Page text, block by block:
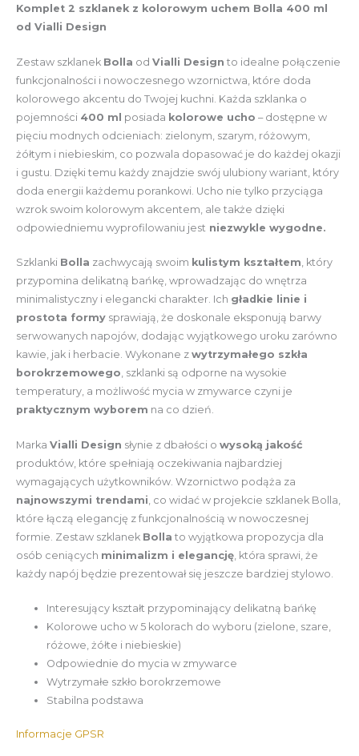
Komplet 2 szklanek z kolorowym uchem Bolla 400 ml
od Vialli Design
Zestaw szklanek Bolla od Vialli Design to idealne połączenie
funkcjonalności i nowoczesnego wzornictwa, które doda
kolorowego akcentu do Twojej kuchni. Każda szklanka o
pojemności 400 ml posiada kolorowe ucho – dostępne w
pięciu modnych odcieniach: zielonym, szarym, różowym,
żółtym i niebieskim, co pozwala dopasować je do każdej okazji
i gustu. Dzięki temu każdy znajdzie swój ulubiony wariant, który
doda energii każdemu porankowi. Ucho nie tylko przyciąga
wzrok swoim kolorowym akcentem, ale także dzięki
odpowiedniemu wyprofilowaniu jest niezwykle wygodne.
Szklanki Bolla zachwycają swoim kulistym kształtem, który
przypomina delikatną bańkę, wprowadzając do wnętrza
minimalistyczny i elegancki charakter. Ich gładkie linie i
prostota formy sprawiają, że doskonale eksponują barwy
serwowanych napojów, dodając wyjątkowego uroku zarówno
kawie, jak i herbacie. Wykonane z wytrzymałego szkła
borokrzemowego, szklanki są odporne na wysokie
temperatury, a możliwość mycia w zmywarce czyni je
praktycznym wyborem na co dzień.
Marka Vialli Design słynie z dbałości o wysoką jakość
produktów, które spełniają oczekiwania najbardziej
wymagających użytkowników. Wzornictwo podąża za
najnowszymi trendami , co widać w projekcie szklanek Bolla,
które łączą elegancję z funkcjonalnością w nowoczesnej
formie. Zestaw szklanek Bolla to wyjątkowa propozycja dla
osób ceniących minimalizm i elegancję , która sprawi, że
każdy napój będzie prezentował się jeszcze bardziej stylowo.
Interesujący kształt przypominający delikatną bańkę
Kolorowe ucho w 5 kolorach do wyboru (zielone, szare,
różowe, żółte i niebieskie)
Odpowiednie do mycia w zmywarce
Wytrzymałe szkło borokrzemowe
Stabilna podstawa
Informacje GPSR